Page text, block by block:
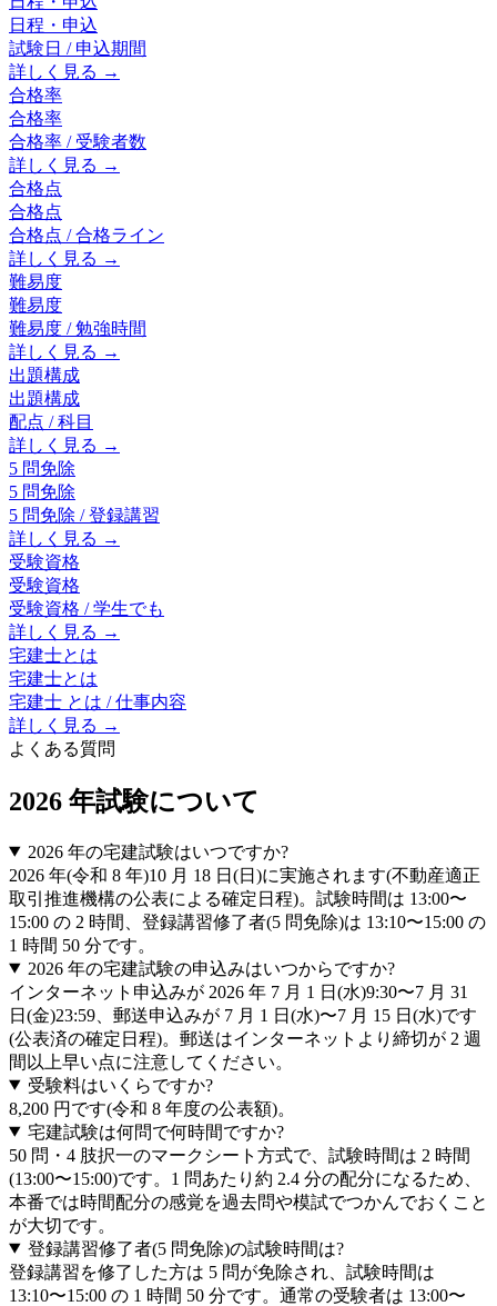
日程・申込
試験日 / 申込期間
詳しく見る →
合格率
合格率
合格率 / 受験者数
詳しく見る →
合格点
合格点
合格点 / 合格ライン
詳しく見る →
難易度
難易度
難易度 / 勉強時間
詳しく見る →
出題構成
出題構成
配点 / 科目
詳しく見る →
5 問免除
5 問免除
5 問免除 / 登録講習
詳しく見る →
受験資格
受験資格
受験資格 / 学生でも
詳しく見る →
宅建士とは
宅建士とは
宅建士 とは / 仕事内容
詳しく見る →
よくある質問
2026 年試験について
2026 年の宅建試験はいつですか?
2026 年(令和 8 年)10 月 18 日(日)に実施されます(不動産適正
取引推進機構の公表による確定日程)。試験時間は 13:00〜
15:00 の 2 時間、登録講習修了者(5 問免除)は 13:10〜15:00 の
1 時間 50 分です。
2026 年の宅建試験の申込みはいつからですか?
インターネット申込みが 2026 年 7 月 1 日(水)9:30〜7 月 31
日(金)23:59、郵送申込みが 7 月 1 日(水)〜7 月 15 日(水)です
(公表済の確定日程)。郵送はインターネットより締切が 2 週
間以上早い点に注意してください。
受験料はいくらですか?
8,200 円です(令和 8 年度の公表額)。
宅建試験は何問で何時間ですか?
50 問・4 肢択一のマークシート方式で、試験時間は 2 時間
(13:00〜15:00)です。1 問あたり約 2.4 分の配分になるため、
本番では時間配分の感覚を過去問や模試でつかんでおくこと
が大切です。
登録講習修了者(5 問免除)の試験時間は?
登録講習を修了した方は 5 問が免除され、試験時間は
13:10〜15:00 の 1 時間 50 分です。通常の受験者は 13:00〜